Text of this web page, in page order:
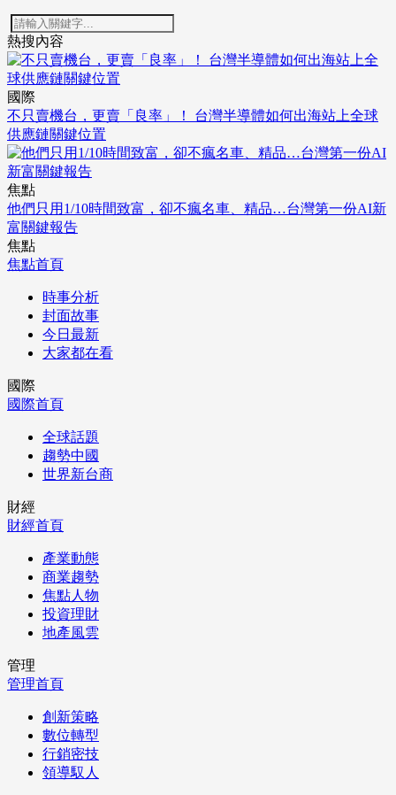
熱搜內容
國際
不只賣機台，更賣「良率」！ 台灣半導體如何出海站上全球
供應鏈關鍵位置
焦點
他們只用1/10時間致富，卻不瘋名車、精品…台灣第一份AI新
富關鍵報告
焦點
焦點首頁
時事分析
封面故事
今日最新
大家都在看
國際
國際首頁
全球話題
趨勢中國
世界新台商
財經
財經首頁
產業動態
商業趨勢
焦點人物
投資理財
地產風雲
管理
管理首頁
創新策略
數位轉型
行銷密技
領導馭人